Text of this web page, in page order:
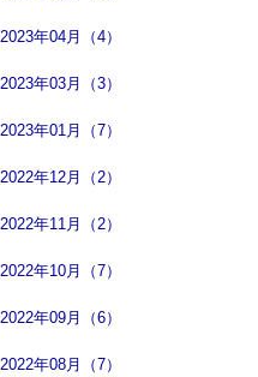
2023年04月（4）
2023年03月（3）
2023年01月（7）
2022年12月（2）
2022年11月（2）
2022年10月（7）
2022年09月（6）
2022年08月（7）